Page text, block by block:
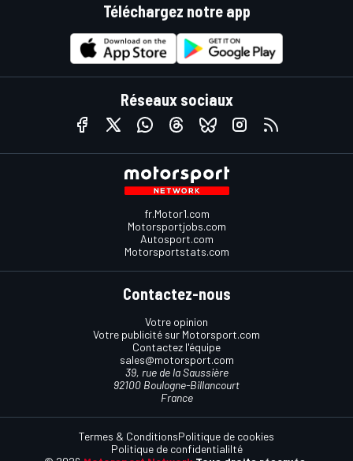
Téléchargez notre app
Réseaux sociaux
fr.Motor1.com
Motorsportjobs.com
Autosport.com
Motorsportstats.com
Contactez-nous
Votre opinion
Votre publicité sur Motorsport.com
Contactez l'équipe
sales@motorsport.com
39, rue de la Saussière
92100 Boulogne-Billancourt
France
Termes & ConditionsPolitique de cookies
Politique de confidentialilté